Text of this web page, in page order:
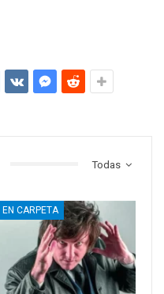
Todas
EN CARPETA